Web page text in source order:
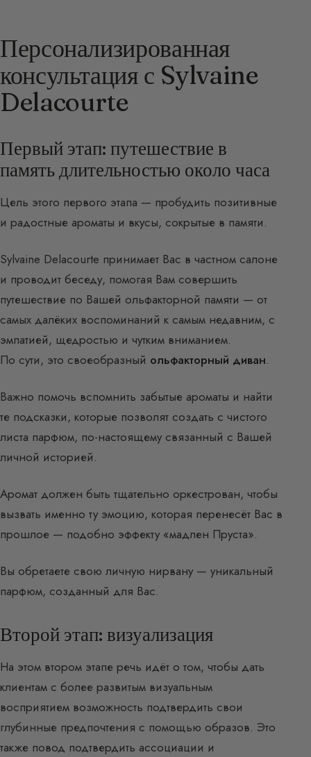
Персонализированная
консультация с Sylvaine
Delacourte
Первый этап: путешествие в
память длительностью около часа
Цель этого первого этапа — пробудить позитивные
и радостные ароматы и вкусы, сокрытые в памяти.
Sylvaine Delacourte принимает Вас в частном салоне
и проводит беседу, помогая Вам совершить
путешествие по Вашей ольфакторной памяти — от
самых далёких воспоминаний к самым недавним, с
эмпатией, щедростью и чутким вниманием.
По сути, это своеобразный ольфакторный диван.
Важно помочь вспомнить забытые ароматы и найти
те подсказки, которые позволят создать с чистого
листа парфюм, по-настоящему связанный с Вашей
личной историей.
Аромат должен быть тщательно оркестрован, чтобы
вызвать именно ту эмоцию, которая перенесёт Вас в
прошлое — подобно эффекту «мадлен Пруста».
Вы обретаете свою личную нирвану — уникальный
парфюм, созданный для Вас.
Второй этап: визуализация
На этом втором этапе речь идёт о том, чтобы дать
клиентам с более развитым визуальным
восприятием возможность подтвердить свои
глубинные предпочтения с помощью образов. Это
также повод подтвердить ассоциации и